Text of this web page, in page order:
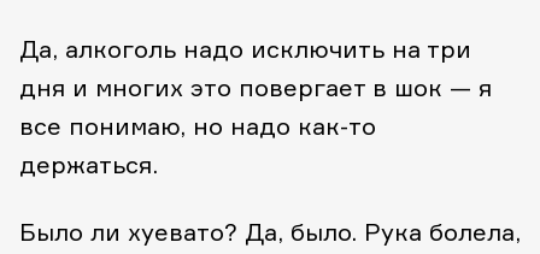
Да, алкоголь надо исключить на три
дня и многих это повергает в шок — я
все понимаю, но надо как-то
держаться.
Было ли хуевато? Да, было. Рука болела,